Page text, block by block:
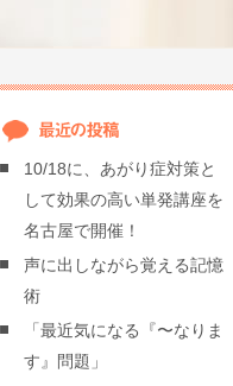
10/18に、あがり症対策と
して効果の高い単発講座を
名古屋で開催！
声に出しながら覚える記憶
術
「最近気になる『〜なりま
す』問題」